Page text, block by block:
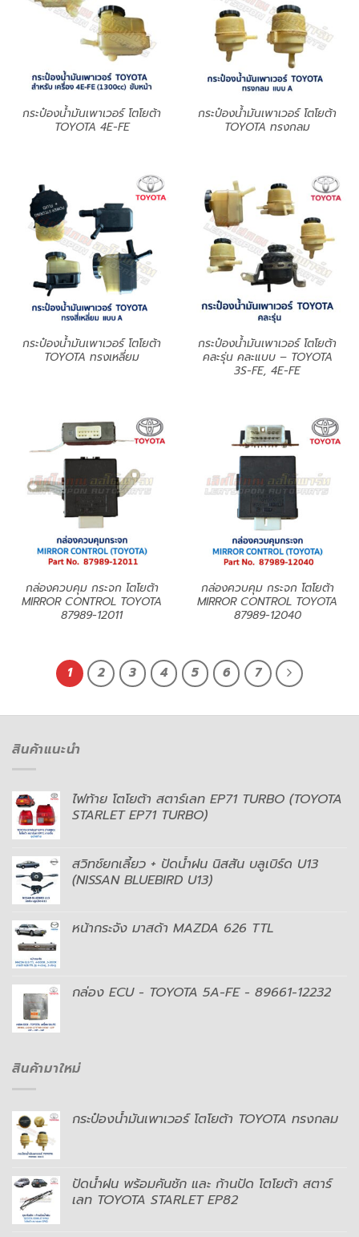
กระป๋องน้ำมันเพาเวอร์ โตโยต้า
TOYOTA 4E-FE
กระป๋องน้ำมันเพาเวอร์ โตโยต้า
TOYOTA ทรงกลม
กระป๋องน้ำมันเพาเวอร์ โตโยต้า
TOYOTA ทรงเหลี่ยม
กระป๋องน้ำมันเพาเวอร์ โตโยต้า
คละรุ่น คละแบบ – TOYOTA
3S-FE, 4E-FE
กล่องควบคุม กระจก โตโยต้า
MIRROR CONTROL TOYOTA
87989-12011
กล่องควบคุม กระจก โตโยต้า
MIRROR CONTROL TOYOTA
87989-12040
1 2 3 4 5 6 7
สินค้าแนะนำ
ไฟท้าย โตโยต้า สตาร์เลท EP71 TURBO (TOYOTA
STARLET EP71 TURBO)
สวิทช์ยกเลี้ยว + ปัดน้ำฝน นิสสัน บลูเบิร์ด U13
(NISSAN BLUEBIRD U13)
หน้ากระจัง มาสด้า MAZDA 626 TTL
กล่อง ECU - TOYOTA 5A-FE - 89661-12232
สินค้ามาใหม่
กระป๋องน้ำมันเพาเวอร์ โตโยต้า TOYOTA ทรงกลม
ปัดน้ำฝน พร้อมคันชัก และ ก้านปัด โตโยต้า สตาร์
เลท TOYOTA STARLET EP82